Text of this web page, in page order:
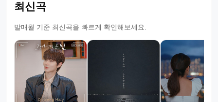
최신곡
발매월 기준 최신곡을 빠르게 확인해보세요.